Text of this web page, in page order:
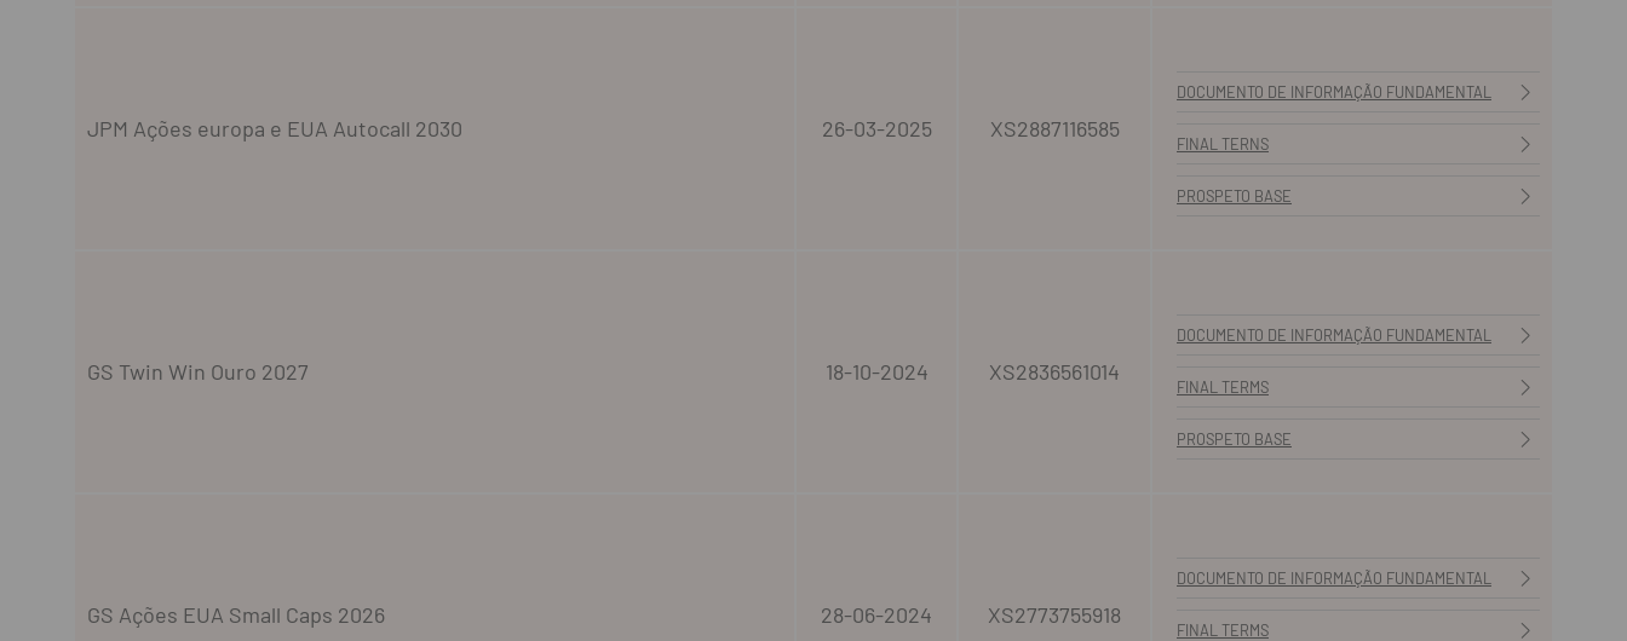
JPM Ações europa e EUA Autocall 2030 26-03-2025 XS2887116585
DOCUMENTO DE INFORMAÇÃO FUNDAMENTAL
FINAL TERNS
PROSPETO BASE
GS Twin Win Ouro 2027 18-10-2024 XS2836561014
DOCUMENTO DE INFORMAÇÃO FUNDAMENTAL
FINAL TERMS
PROSPETO BASE
GS Ações EUA Small Caps 2026 28-06-2024 XS2773755918
DOCUMENTO DE INFORMAÇÃO FUNDAMENTAL
FINAL TERMS